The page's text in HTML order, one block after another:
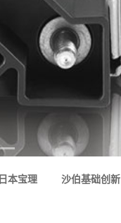
日本宝理 沙伯基础创新